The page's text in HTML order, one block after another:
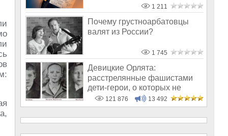
1 211
Почему грустноарбатовцы
валят из России?
1 745
Девицкие Орлята:
расстрелянные фашистами
дети-герои, о которых не
рассказывают в шк
121 876 13 492